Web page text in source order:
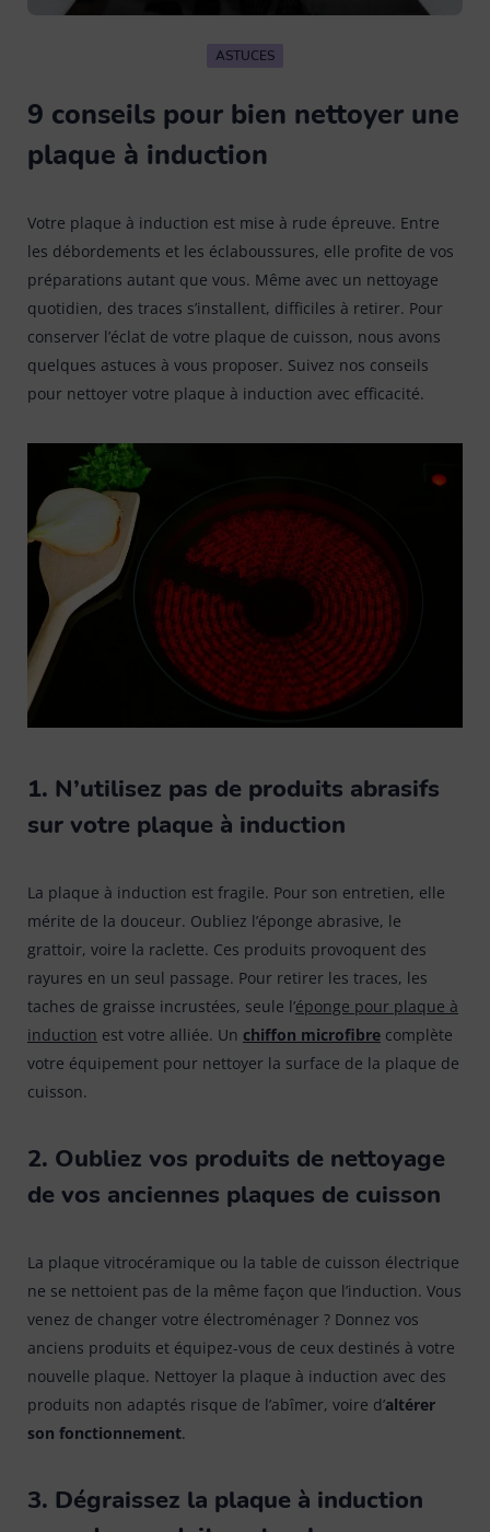
Balai espagnol
Balai serpillière et racleau
Manche 7
Pelle balayette
Seau et bassine
Brosse à laver 13
Brosse vêtement & textile
Brosse WC 5
Les Petites Brosses Spécifiques 13
Tout voir
Lavette cuisine / salle de bain
Lavette vitre / inox 5
Eponge
Kit de nettoyage
Tout voir
Accessoires parfumés 1
Pinces à linge & accessoires 13
Pièces de rechange
Raclette vitres & surfaces carrelées
Tapis
Tout voir
Tapis évier & protection
Tapis paillasson
Tête de loup & plumeau
Bonnes affaires
ASTUCES
9 conseils pour bien nettoyer une
plaque à induction
Votre plaque à induction est mise à rude épreuve. Entre
les débordements et les éclaboussures, elle profite de vos
préparations autant que vous. Même avec un nettoyage
quotidien, des traces s’installent, difficiles à retirer. Pour
conserver l’éclat de votre plaque de cuisson, nous avons
quelques astuces à vous proposer. Suivez nos conseils
pour nettoyer votre plaque à induction avec efficacité.
1. N’utilisez pas de produits abrasifs
sur votre plaque à induction
La plaque à induction est fragile. Pour son entretien, elle
mérite de la douceur. Oubliez l’éponge abrasive, le
grattoir, voire la raclette. Ces produits provoquent des
rayures en un seul passage. Pour retirer les traces, les
taches de graisse incrustées, seule l’éponge pour plaque à
induction est votre alliée. Un chiffon microfibre complète
votre équipement pour nettoyer la surface de la plaque de
cuisson.
2. Oubliez vos produits de nettoyage
de vos anciennes plaques de cuisson
La plaque vitrocéramique ou la table de cuisson électrique
ne se nettoient pas de la même façon que l’induction. Vous
venez de changer votre électroménager ? Donnez vos
anciens produits et équipez-vous de ceux destinés à votre
nouvelle plaque. Nettoyer la plaque à induction avec des
produits non adaptés risque de l’abîmer, voire d’altérer
son fonctionnement.
3. Dégraissez la plaque à induction